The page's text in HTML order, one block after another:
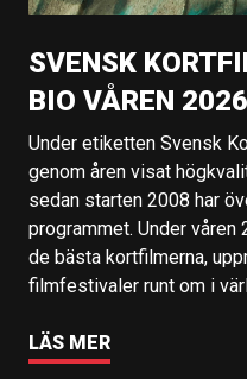
SVENSK
BIO VÅREN 2026
Under etiketten Svensk
genom åren visat
sedan starten 2008 har
programmet. Under våren
de bästa kortfilmerna,
filmfestivaler runt om i
LÄS MER